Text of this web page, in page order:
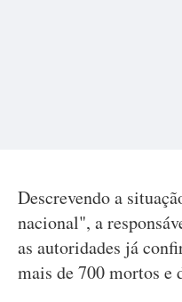
Descrevendo a
nacional", a
as autoridades já
mais de 700 mortos e